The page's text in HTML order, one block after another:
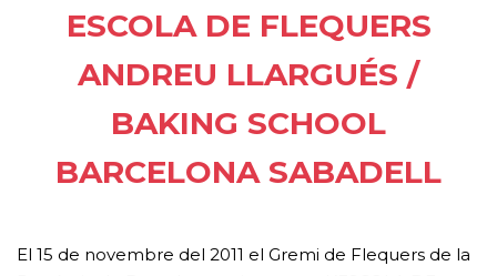
ESCOLA DE FLEQUERS
ANDREU LLARGUÉS /
BAKING SCHOOL
BARCELONA SABADELL
El 15 de novembre del 2011 el Gremi de Flequers de la